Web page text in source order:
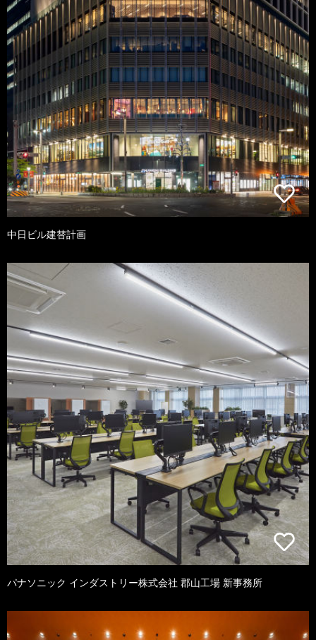
中日ビル建替計画
パナソニック インダストリー株式会社 郡山工場 新事務所